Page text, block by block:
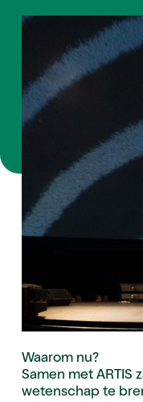
Waarom nu?
Samen met ARTIS
wetenschap te